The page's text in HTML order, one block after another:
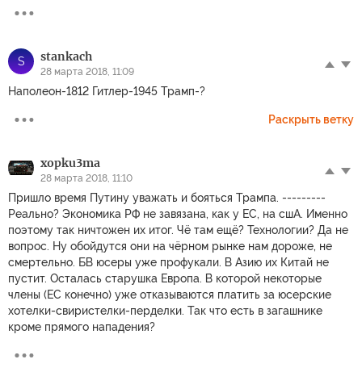
S stankach
28 марта 2018, 11:09
Наполеон-1812 Гитлер-1945 Трамп-?
Раскрыть ветку
xopku3ma
28 марта 2018, 11:10
Пришло время Путину уважать и бояться Трампа. ---------
Реально? Экономика РФ не завязана, как у ЕС, на сшА. Именно
поэтому так ничтожен их итог. Чё там ещё? Технологии? Да не
вопрос. Ну обойдутся они на чёрном рынке нам дороже, не
смертельно. БВ юсеры уже профукали. В Азию их Китай не
пустит. Осталась старушка Европа. В которой некоторые
члены (ЕС конечно) уже отказываются платить за юсерские
хотелки-свиристелки-перделки. Так что есть в загашнике
кроме прямого нападения?